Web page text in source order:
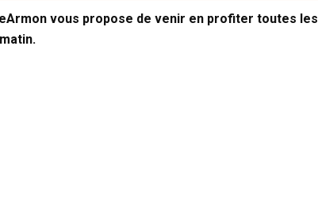
vous propose de venir en profiter toutes les